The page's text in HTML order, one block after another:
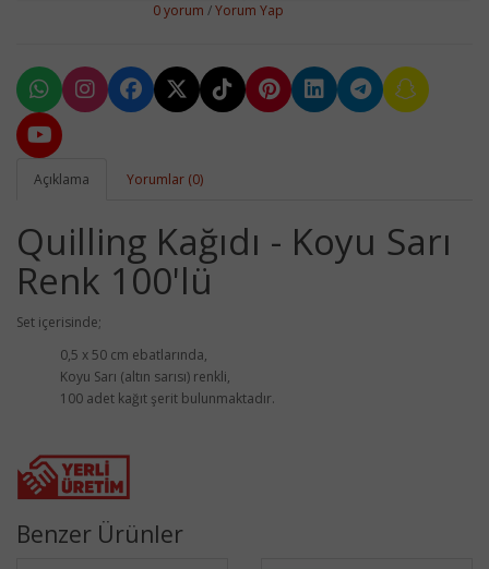
0 yorum /Yorum Yap
Açıklama Yorumlar (0)
Quilling Kağıdı - Koyu Sarı
Renk 100'lü
Set içerisinde;
0,5 x 50 cm ebatlarında,
Koyu Sarı (altın sarısı) renkli,
100 adet kağıt şerit bulunmaktadır.
Benzer Ürünler